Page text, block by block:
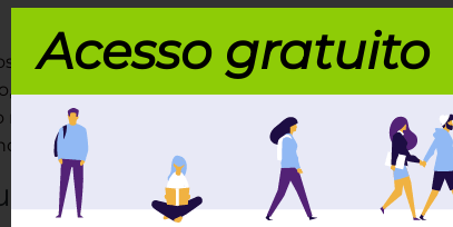
e adereços fossem armazenadoras de
para muitos povos, o desenho cumpria esse
repletos de simbolismos que expressam a visão
dos Marajoaras.
na arte marajoara
Acesso gratuito